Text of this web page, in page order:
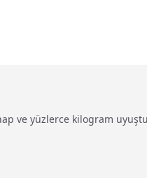
ve yüzlerce kilogram